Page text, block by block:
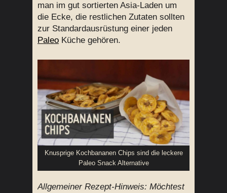
man im gut sortierten Asia-Laden um
die Ecke, die restlichen Zutaten sollten
zur Standardausrüstung einer jeden
Paleo Küche gehören.
Knusprige Kochbananen Chips sind die leckere
Paleo Snack Alternative
Allgemeiner Rezept-Hinweis: Möchtest